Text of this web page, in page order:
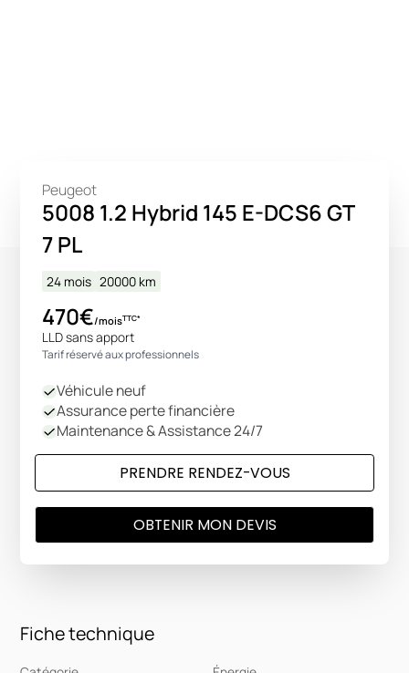
Fiche technique
Peugeot
5008 1.2 Hybrid 145 E-DCS6 GT
7 PL
24 mois 20000 km
470€/moisTTC*
LLD sans apport
Tarif réservé aux professionnels
Véhicule neuf
Assurance perte financière
Maintenance & Assistance 24/7
PRENDRE RENDEZ-VOUS
OBTENIR MON DEVIS